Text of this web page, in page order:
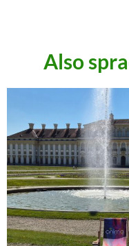
Also